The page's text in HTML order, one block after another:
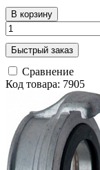
В корзину
Быстрый заказ
Сравнение
Код товара: 7905